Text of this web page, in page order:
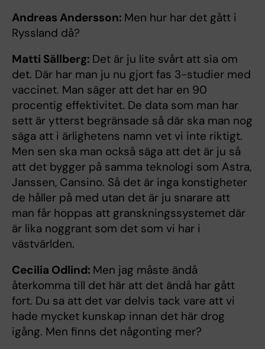
Andreas Andersson: Men hur har det gått i
Ryssland då?
Matti Sällberg: Det är ju lite svårt att sia om
det. Där har man ju nu gjort fas 3-studier med
vaccinet. Man säger att det har en 90
procentig effektivitet. De data som man har
sett är ytterst begränsade så där ska man nog
säga att i ärlighetens namn vet vi inte riktigt.
Men sen ska man också säga att det är ju så
att det bygger på samma teknologi som Astra,
Janssen, Cansino. Så det är inga konstigheter
de håller på med utan det är ju snarare att
man får hoppas att granskningssystemet där
är lika noggrant som det som vi har i
västvärlden.
Cecilia Odlind: Men jag måste ändå
återkomma till det här att det ändå har gått
fort. Du sa att det var delvis tack vare att vi
hade mycket kunskap innan det här drog
igång. Men finns det någonting mer?